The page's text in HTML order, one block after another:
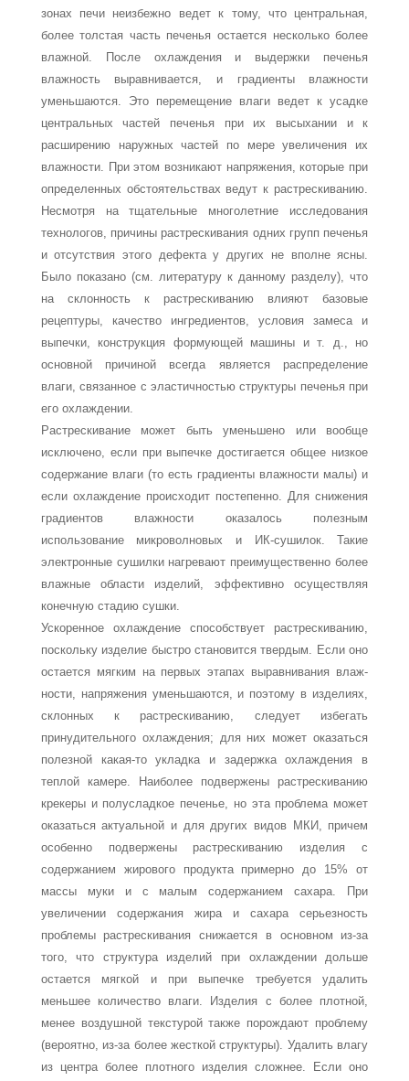
зонах печи неизбежно ведет к тому, что центральная,
более толстая часть печенья остается несколько более
влажной. После охлаждения и выдержки печенья
влажность вырав­нивается, и градиенты влажности
уменьшаются. Это перемещение влаги ведет к усадке
центральных частей печенья при их высыхании и к
расширению наружных частей по мере увеличения их
влажности. При этом возникают напряжения, которые при
опре­деленных обстоятельствах ведут к растрескиванию.
Несмотря на тщательные много­летние исследования
технологов, причины растрескивания одних групп печенья
и от­сутствия этого дефекта у других не вполне ясны.
Было показано (см. литературу к данному разделу), что
на склонность к растрескиванию влияют базовые
рецептуры, качество ингредиентов, условия замеса и
выпечки, конструкция формующей машины и т. д., но
основной причиной всегда является распределение
влаги, связанное с элас­тичностью структуры печенья при
его охлаждении.
Растрескивание может быть уменьшено или вообще
исключено, если при выпечке достигается общее низкое
содержание влаги (то есть градиенты влажности малы) и
если охлаждение происходит постепенно. Для снижения
градиентов влажности оказа­лось полезным
использование микроволновых и ИК-сушилок. Такие
электронные су­шилки нагревают преимущественно более
влажные области изделий, эффективно осу­ществляя
конечную стадию сушки.
Ускоренное охлаждение способствует растрескиванию,
поскольку изделие быстро становится твердым. Если оно
остается мягким на первых этапах выравнивания влаж­
ности, напряжения уменьшаются, и поэтому в изделиях,
склонных к растрескиванию, следует избегать
принудительного охлаждения; для них может оказаться
полезной ка­кая-то укладка и задержка охлаждения в
теплой камере. Наиболее подвержены растрес­киванию
крекеры и полусладкое печенье, но эта проблема может
оказаться актуальной и для других видов МКИ, причем
особенно подвержены растрескиванию изделия с
содержанием жирового продукта примерно до 15% от
массы муки и с малым содержа­нием сахара. При
увеличении содержания жира и сахара серьезность
проблемы рас­трескивания снижается в основном из-за
того, что структура изделий при охлаждении дольше
остается мягкой и при выпечке требуется удалить
меньшее количество влаги. Изделия с более плотной,
менее воздушной текстурой также порождают проблему
(ве­роятно, из-за более жесткой структуры). Удалить влагу
из центра более плотного изде­лия сложнее. Если оно